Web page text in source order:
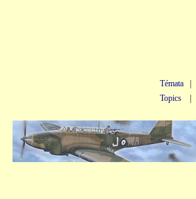
Témata
Topics